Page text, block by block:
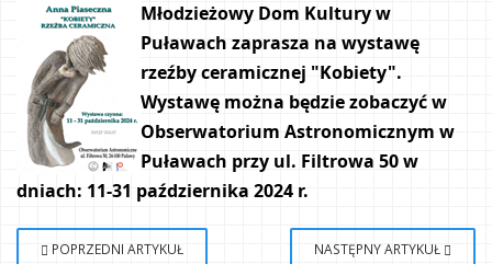
Młodzieżowy Dom Kultury w
Puławach zaprasza na wystawę
rzeźby ceramicznej "Kobiety".
Wystawę można będzie zobaczyć w
Obserwatorium Astronomicznym w
Puławach przy ul. Filtrowa 50 w
dniach: 11-31 października 2024 r.
POPRZEDNI ARTYKUŁ NASTĘPNY ARTYKUŁ